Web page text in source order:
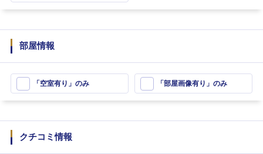
部屋情報
「空室有り」のみ 「部屋画像有り」のみ
クチコミ情報